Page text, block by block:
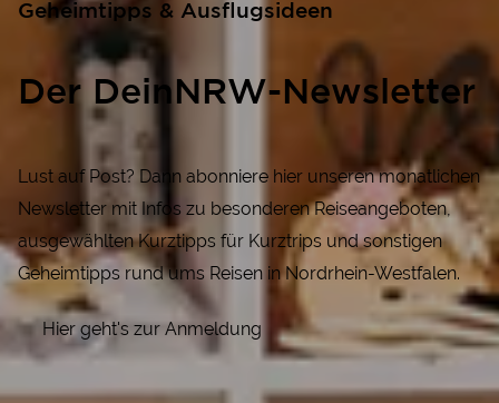
Geheimtipps & Ausflugsideen
Der DeinNRW-Newsletter
Lust auf Post? Dann abonniere hier unseren monatlichen
Newsletter mit Infos zu besonderen Reiseangeboten,
ausgewählten Kurztipps für Kurztrips und sonstigen
Geheimtipps rund ums Reisen in Nordrhein-Westfalen.
Hier geht's zur Anmeldung